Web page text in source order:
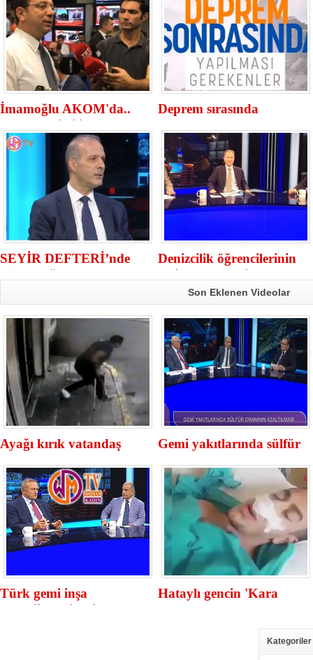
İmamoğlu AKOM'da..
Depremle ilgili son
gelişmeleri açıkladı
Deprem sırasında
SEYİR DEFTERİ’nde
Türk Boğazları tartışıldı
Denizcilik öğrencilerinin
staj problemleri masaya
yatırıldıSon Eklenen Videolar
Ayağı kırık vatandaş
depremden böyle kaçtı!
Gemi yakıtlarında sülfür
masaya yatırıldı
Türk gemi inşa
sanayiindeki gelişmeler
Hataylı gencin 'Kara
etkisiyle Beşiktaş marşı
Kategoriler